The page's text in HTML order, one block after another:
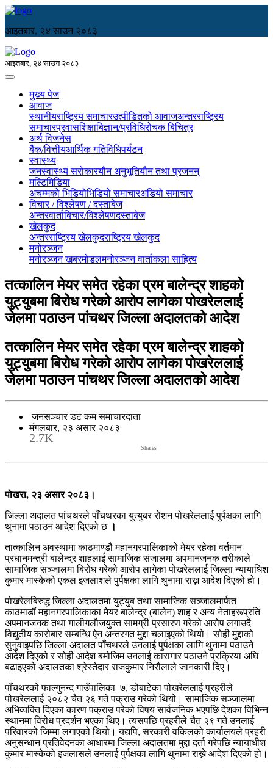
आइतबार, २४ साउन २०८३
आइतबार, २४ साउन २०८३
मुख्य पेज
आवाज
स्थानीयराष्ट्रिय समाचारउत्पीडितको आवाजअन्तरराष्ट्रिय
समाचारप्रवासशिक्षाबिज्ञान/प्रविधिरोचक बिचित्र
अर्थ विजनेस
बैंक/वित्तीयआर्थिक गतिविधिपर्यटन
स्वास्थ्य
जनस्वास्थ्य सरोकारयौन अनुभूतियौन तथा प्रजनन्
मल्टिमिडिया
अचम्मको भिडियोभिडियो समाचारअडियो समाचार
विचार / विश्लेषण / दस्ताबेज
अन्तरवार्ताबिचार/विश्लेषणदस्ताबेज
खेलकुद
अन्तरराष्ट्रिय खेलकुदराष्ट्रिय खेलकुद
मनोरञ्जन
मनोरञ्जन खबरमोडलमनोरञ्जन वार्ताकला साहित्य
तत्कालिन मेयर समेत रहेका प्रम बालेन्द्र शाहको
युट्युबमा बिरोध गरेको आरोप लागेका पोखरेललाई
जेलमा पठाउन पांचथर जिल्ला अदालतको आदेश
तत्कालिन मेयर समेत रहेका प्रम बालेन्द्र शाहको
युट्युबमा बिरोध गरेको आरोप लागेका पोखरेललाई
जेलमा पठाउन पांचथर जिल्ला अदालतको आदेश
जनसञ्चार डट कम समाचारदाता
मंगलबार, २३ असार २०८३
2.7K
Shares
पोखरा, २३ असार २०८३।
जिल्ला अदालत पांचथरले पाँचथरका युत्युबर रोशन पोखरेललाई पुर्पक्षका लागि
थुनामा पठाउन आदेश दिएको छ ।
तात्कालिन अवस्थामा काठमाण्डौ महानगरपालिकाको मेयर रहेका वर्तमान
प्रधानमन्त्री बालेन्द्र शाहलाई सामाजिक संजालमा अपमानजनक तरीकाले
सामाजिक सञ्जालमा बिरोध गरेको आरोप लागेका पोखरेललाई जिल्ला न्यायाधिश
कुमार मास्केको एकल इजलाशले पुर्पक्षका लागि थुनामा राख्न आदेश दिएको हो।
पोखरेलबिरुद्ध जिल्ला अदालतमा युट्युब तथा सामाजिक सञ्जालमार्फत
काठमाडौं महानगरपालिकाका मेयर बालेन्द्र (बालेन) शाह र अन्य नेताहरूप्रति
अपमानजनक तथा गालीगलौजयुक्त सामग्री प्रसारण गरेको आरोप लगाउदै
विद्युतीय कारोबार सम्बन्धि ऐन अन्तरगत मुद्दा चलाइएको थियो। सोही मुद्दाको
सुनुवाइपछि जिल्ला अदालत पाँचथरले उनलाई पुर्पक्षका लागि थुनामा पठाउने
आदेश दिएको र सोही आदेश बमोजिम उनलाई कारागार पठाउने प्रक्रिया अघि
बढाइएको अदालतका श्रेस्तेदार राजकुमार निरौलाले जानकारी दिए।
पाँचथरको फाल्गुनन्द गाउँपालिका–७, डोबाटेका पोखरेललाई प्रहरीले
पोखरेललाई २०८२ चैत २६ गते पक्राउ गरेको थियो। सामाजिक सञ्जालमा
अभिव्यक्ति दिएका कारण पक्राउ परेको विषय सार्वजनिक भएपछि देशका विभिन्न
स्थानमा विरोध प्रदर्शन भएका थिए। त्यसपछि प्रहरीले चैत २९ गते उनलाई
परिवारको जिम्मा लगाएको थियो। यद्यपि, सरकारी वकिलको कार्यालयले प्रहरी
अनुसन्धान प्रतिवेदनका आधारमा जिल्ला अदालतमा मुद्दा दर्ता गरेपछि न्यायाधीश
कुमार मास्केको इजलासले उनलाई पुर्पक्षका लागि थुनामा राख्ने आदेश दिएको हो।